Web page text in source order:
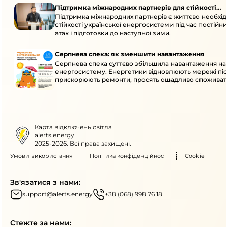
Підтримка міжнародних партнерів для стійкості
енергосистеми
Підтримка міжнародних партнерів є життєво
стійкості української енергосистеми під час
атак і підготовки до наступної зими.
Серпнева спека: як зменшити навантаження
Серпнева спека суттєво збільшила навантаження на
енергосистему. Енергетики відновлюють мережі
прискорюють ремонти, просять ощадливо
Карта відключень світла
alerts.energy
2025-2026. Всі права захищені.
Умови використання Політика конфіденційності Cookie
Зв'язатися з нами:
support@alerts.energy +38 (068) 998 76 18
Стежте за нами: